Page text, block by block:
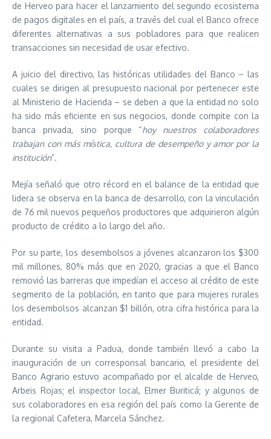
de Herveo para hacer el lanzamiento del segundo ecosistema
de pagos digitales en el país, a través del cual el Banco ofrece
diferentes alternativas a sus pobladores para que realicen
transacciones sin necesidad de usar efectivo.
A juicio del directivo, las históricas utilidades del Banco – las
cuales se dirigen al presupuesto nacional por pertenecer este
al Ministerio de Hacienda – se deben a que la entidad no solo
ha sido más eficiente en sus negocios, donde compite con la
banca privada, sino porque “hoy nuestros colaboradores
trabajan con más mística, cultura de desempeño y amor por la
institución”.
Mejía señaló que otro récord en el balance de la entidad que
lidera se observa en la banca de desarrollo, con la vinculación
de 76 mil nuevos pequeños productores que adquirieron algún
producto de crédito a lo largo del año.
Por su parte, los desembolsos a jóvenes alcanzaron los $300
mil millones, 80% más que en 2020, gracias a que el Banco
removió las barreras que impedían el acceso al crédito de este
segmento de la población, en tanto que para mujeres rurales
los desembolsos alcanzan $1 billón, otra cifra histórica para la
entidad.
Durante su visita a Padua, donde también llevó a cabo la
inauguración de un corresponsal bancario, el presidente del
Banco Agrario estuvo acompañado por el alcalde de Herveo,
Arbeis Rojas; el inspector local, Elmer Buriticá; y algunos de
sus colaboradores en esa región del país como la Gerente de
la regional Cafetera, Marcela Sánchez.